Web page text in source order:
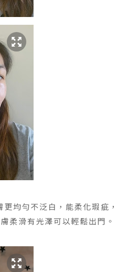
均勻不泛白，能柔化瑕疵，
柔滑有光澤可以輕鬆出門。